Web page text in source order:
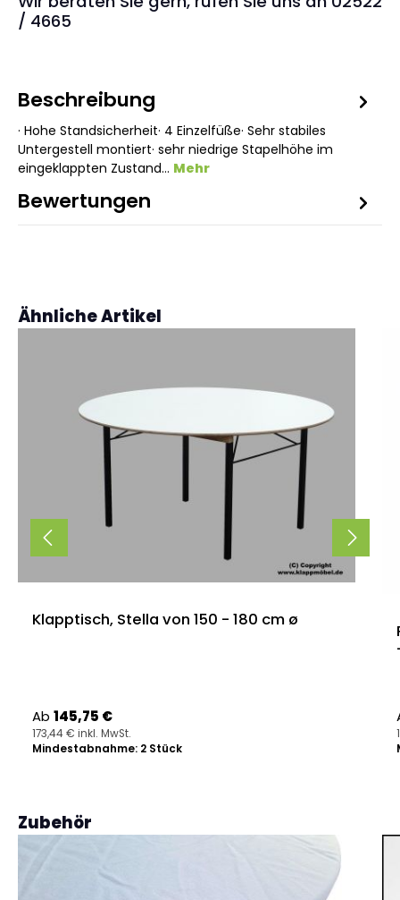
/ 4665
Beschreibung
· Hohe Standsicherheit· 4 Einzelfüße· Sehr stabiles
Untergestell montiert· sehr niedrige Stapelhöhe im
eingeklappten Zustand… Mehr
Bewertungen
Produktgalerie überspringen
Ähnliche Artikel
Klapptisch, Stella von 150 - 180 cm ø
Regulärer Preis:
Ab 145,75 €
173,44 € inkl. MwSt.
Mindestabnahme: 2 Stück
Produktgalerie überspringen
Zubehör